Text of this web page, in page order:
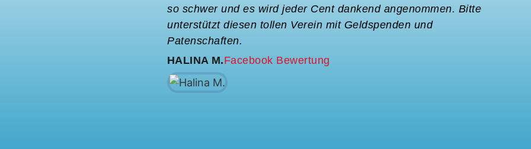
so schwer und es wird jeder Cent dankend angenommen. Bitte
unterstützt diesen tollen Verein mit Geldspenden und
Patenschaften.
HALINA M.Facebook Bewertung